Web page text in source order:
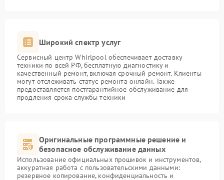
Широкий спектр услуг
Сервисный центр Whirlpool обеспечивает доставку
техники по всей РФ, бесплатную диагностику и
качественный ремонт, включая срочный ремонт. Клиенты
могут отслеживать статус ремонта онлайн. Также
предоставляется постгарантийное обслуживание для
продления срока службы техники
Оригинальные программные решение и
безопасное обслуживание данных
Использование официальных прошивок и инструментов,
аккуратная работа с пользовательскими данными:
резервное копирование, конфиденциальность и